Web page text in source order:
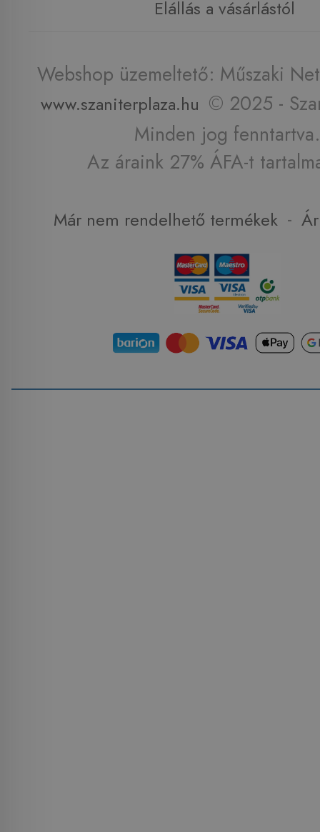
Elállás a vásárlástól
Webshop üzemeltető: Műszaki
www.szaniterplaza.hu © 2025 -
Minden jog fenntartva.
Az áraink 27% ÁFA-t
Már nem rendelhető termékek -